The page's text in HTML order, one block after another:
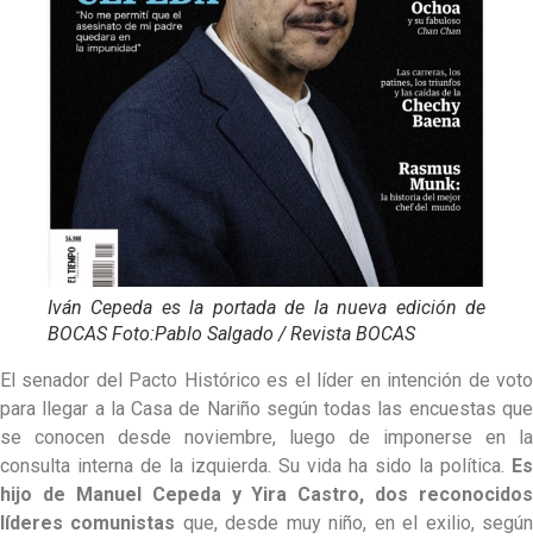
Iván Cepeda es la portada de la nueva edición de
BOCAS Foto:Pablo Salgado / Revista BOCAS
El senador del Pacto Histórico es el líder en intención de voto
para llegar a la Casa de Nariño según todas las encuestas que
se conocen desde noviembre, luego de imponerse en la
consulta interna de la izquierda. Su vida ha sido la política. Es
hijo de Manuel Cepeda y Yira Castro, dos reconocidos
líderes comunistas que, desde muy niño, en el exilio, según